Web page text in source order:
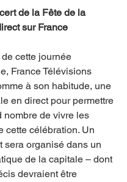
de la Fête de la
sur France
cette journée
France Télévisions
à son habitude, une
en direct pour permettre
nombre de vivre les
cette célébration. Un
sera organisé dans un
de la capitale – dont
devraient être